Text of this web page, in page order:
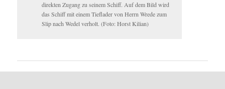
direkten Zugang zu seinem Schiff. Auf dem Bild wird
das Schiff mit einem Tieflader von Herrn Wrede zum
Slip nach Wedel verholt. (Foto: Horst Kilian)